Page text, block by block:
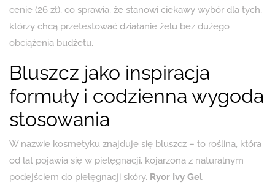
cenie (26 zł), co sprawia, że stanowi ciekawy wybór dla tych,
którzy chcą przetestować działanie żelu bez dużego
obciążenia budżetu.
Bluszcz jako inspiracja
formuły i codzienna wygoda
stosowania
W nazwie kosmetyku znajduje się bluszcz – to roślina, która
od lat pojawia się w pielęgnacji, kojarzona z naturalnym
podejściem do pielęgnacji skóry. Ryor Ivy Gel